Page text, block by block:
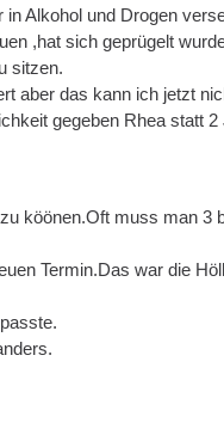
Alkohol und Drogen
,hat sich geprügelt
sitzen.
aber das kann ich jetzt
gegeben Rhea statt
köönen.Oft muss man 3
Termin.Das war die